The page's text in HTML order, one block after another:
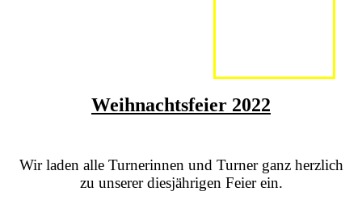
Weihnachtsfeier 2022
Wir laden alle Turnerinnen und Turner ganz herzlich
zu unserer diesjährigen Feier ein.